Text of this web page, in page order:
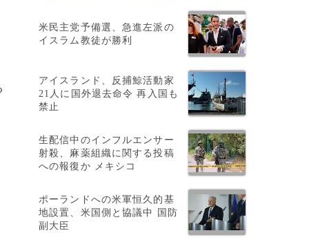
米民主党予備選、急進左派の
イスラム教徒が勝利
アイスランド、反捕鯨活動家
21人に国外退去命令 再入国も
禁止
生配信中のインフルエンサー
射殺、麻薬組織に関する投稿
への報復か メキシコ
ポーランドへの米軍恒久的基
地設置、米国側と協議中 国防
副大臣